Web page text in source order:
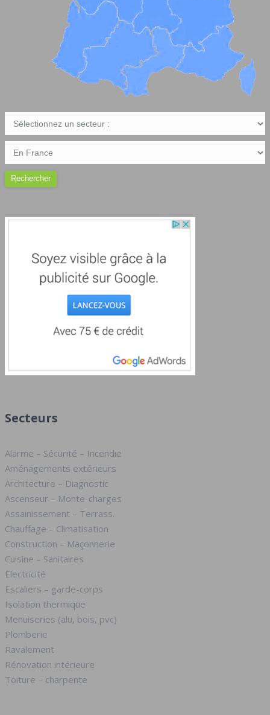
Secteurs
Alarme – Sécurité – Incendie
Aménagements extérieurs
Architecture – Diagnostic
Ascenseur – Monte-charges
Assainissement – Terrass.
Chauffage – Climatisation
Construction – Maçonnerie
Cuisine – Sanitaires
Electricité
Escaliers – garde-corps
Isolation thermique
Menuiseries (alu, bois, pvc)
Plomberie
Ravalement
Rénovation intérieure
Toiture – charpente